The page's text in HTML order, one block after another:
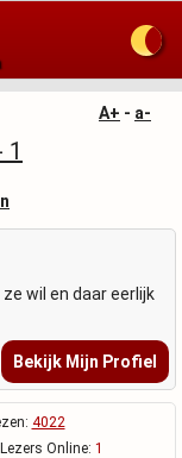
A+ - a-
1
wil en daar eerlijk
Bekijk Mijn Profiel
4022
Lezers Online: 1